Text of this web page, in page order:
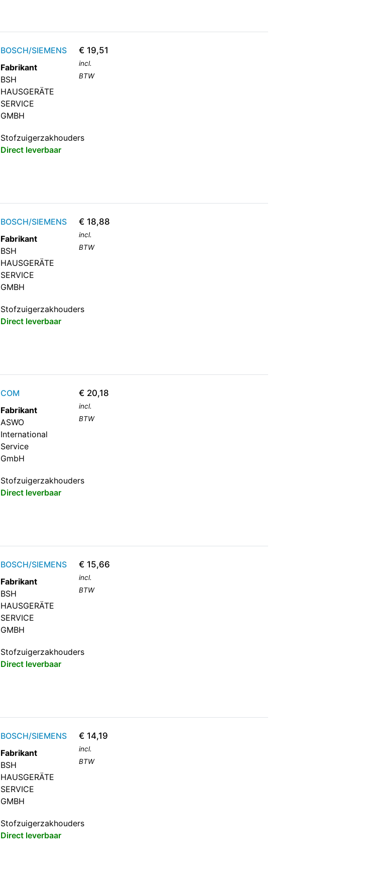
BOSCH/SIEMENS
Fabrikant
BSH
HAUSGERÄTE
SERVICE
GMBH
Stofzuigerzakhouders
Direct leverbaar
€ 19,51
incl.
BTW
BOSCH/SIEMENS
Fabrikant
BSH
HAUSGERÄTE
SERVICE
GMBH
Stofzuigerzakhouders
Direct leverbaar
€ 18,88
incl.
BTW
COM
Fabrikant
ASWO
International
Service
GmbH
Stofzuigerzakhouders
Direct leverbaar
€ 20,18
incl.
BTW
BOSCH/SIEMENS
Fabrikant
BSH
HAUSGERÄTE
SERVICE
GMBH
Stofzuigerzakhouders
Direct leverbaar
€ 15,66
incl.
BTW
BOSCH/SIEMENS
Fabrikant
BSH
HAUSGERÄTE
SERVICE
GMBH
Stofzuigerzakhouders
Direct leverbaar
€ 14,19
incl.
BTW